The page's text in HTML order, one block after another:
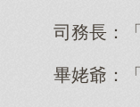
司務長：
畢姥爺：